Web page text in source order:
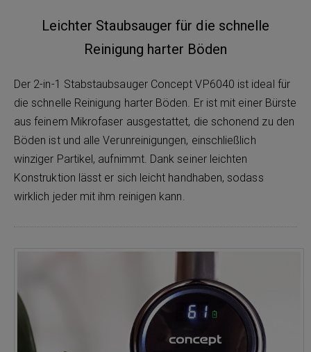
Leichter Staubsauger für die schnelle
Reinigung harter Böden
Der 2-in-1 Stabstaubsauger Concept VP6040 ist ideal für
die schnelle Reinigung harter Böden. Er ist mit einer Bürste
aus feinem Mikrofaser ausgestattet, die schonend zu den
Böden ist und alle Verunreinigungen, einschließlich
winziger Partikel, aufnimmt. Dank seiner leichten
Konstruktion lässt er sich leicht handhaben, sodass
wirklich jeder mit ihm reinigen kann.